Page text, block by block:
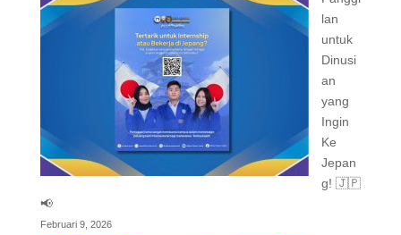
lan
untuk
Dinusi
an
yang
Ingin
Ke
Jepan
g! 🇯🇵
📢
Februari 9, 2026